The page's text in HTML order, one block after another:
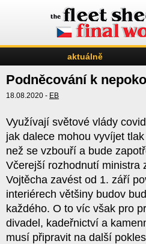
aktuálně
Podněcování k
18.08.2020 - EB
Využívají světové vlády
jak dalece mohou vyvíjet
než se vzbouří a bude
Včerejší rozhodnutí ministra
Vojtěcha zavést od 1. září
interiérech většiny budov
každého. O to víc však pro
divadel, kadeřnictví a
musí připravit na další